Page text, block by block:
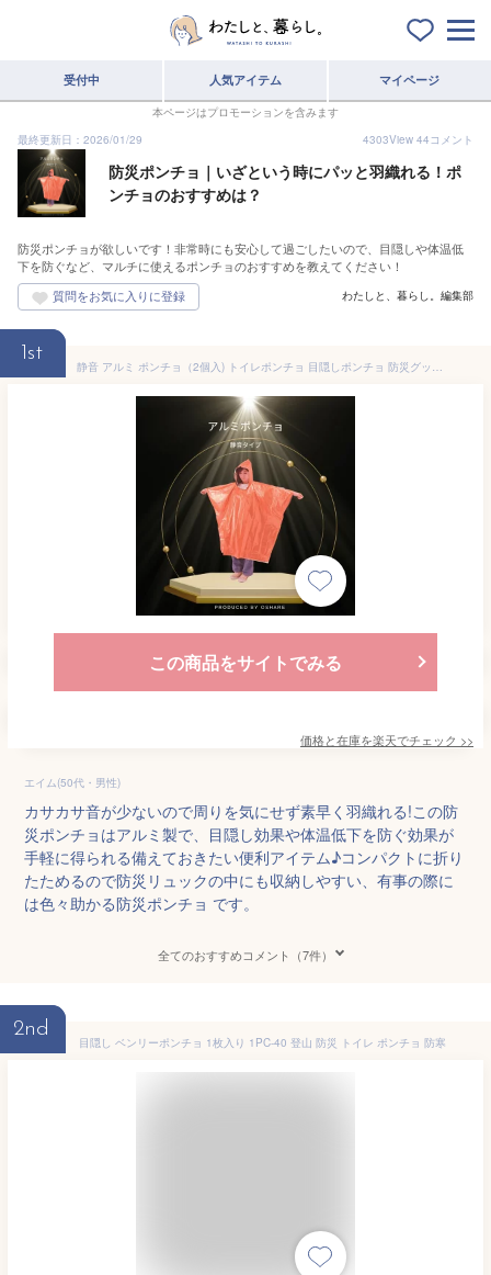
受付中 人気アイテム マイページ
本ページはプロモーションを含みます
最終更新日：2026/01/29
4303View 44コメント
防災ポンチョ｜いざという時にパッと羽織れる！ポ
ンチョのおすすめは？
防災ポンチョが欲しいです！非常時にも安心して過ごしたいので、目隠しや体温低
下を防ぐなど、マルチに使えるポンチョのおすすめを教えてください！
わたしと、暮らし。編集部
1st
静音 アルミ ポンチョ（2個入) トイレポンチョ 目隠しポンチョ 防災グッズ 防災セット 災害 中身だけ 寒さ対策 おすすめ 音がしない 非常用 防災 キャンプ 車中泊 アウトドア ランキング 1位 防災用品 オシャレ 】
この商品をサイトでみる
価格と在庫を楽天でチェック >>
エイム(50代・男性)
カサカサ音が少ないので周りを気にせず素早く羽織れる!この防
災ポンチョはアルミ製で、目隠し効果や体温低下を防ぐ効果が
手軽に得られる備えておきたい便利アイテム♪コンパクトに折り
たためるので防災リュックの中にも収納しやすい、有事の際に
は色々助かる防災ポンチョ です。
全てのおすすめコメント（7件）
2nd
目隠し ベンリーポンチョ 1枚入り 1PC-40 登山 防災 トイレ ポンチョ 防寒